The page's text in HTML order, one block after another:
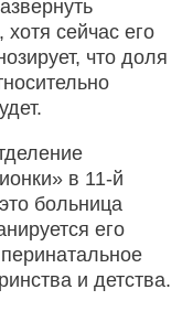
сейчас его
что доля
в 11-й
больница
его
и детства.